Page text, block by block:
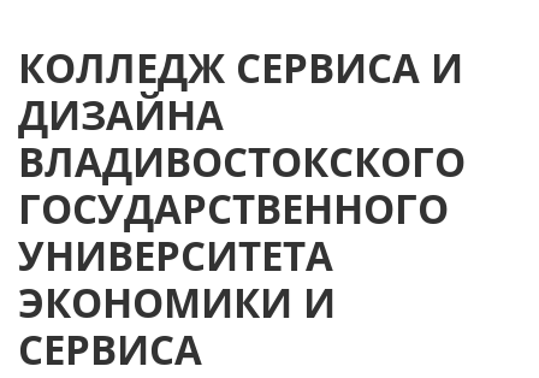
КОЛЛЕДЖ СЕРВИСА И
ДИЗАЙНА
ВЛАДИВОСТОКСКОГО
ГОСУДАРСТВЕННОГО
УНИВЕРСИТЕТА
ЭКОНОМИКИ И
СЕРВИСА